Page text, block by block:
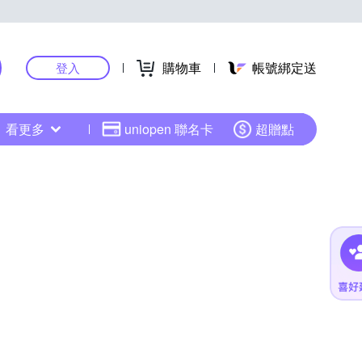
登入 購物車 帳號綁定送
看更多 uniopen 聯名卡 超贈點